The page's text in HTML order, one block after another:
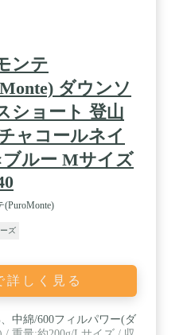
付きので、持ち運びが便
自宅用はもちろん、足元
務所など職場でのご利用
、車中泊、キャンプ、テ
ルなどおすすめです。も
希望に外れてしまうこと
ください、誠心誠意を持
ンテ
ダウンソ
ショート 登山
ャコールネイ
ブルー Mサイズ
(PuroMonte)
ズ
詳しく見る
中綿/600フィルパワー(ダ